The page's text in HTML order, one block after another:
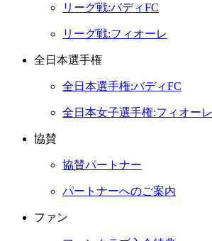
リーグ戦:バディFC
リーグ戦:フィオーレ
全日本選手権
全日本選手権:バディFC
全日本女子選手権:フィオーレ
協賛
協賛パートナー
パートナーへのご案内
ファン